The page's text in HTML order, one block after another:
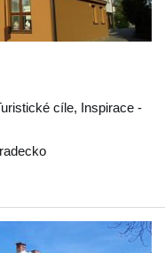
cíle, Inspirace -